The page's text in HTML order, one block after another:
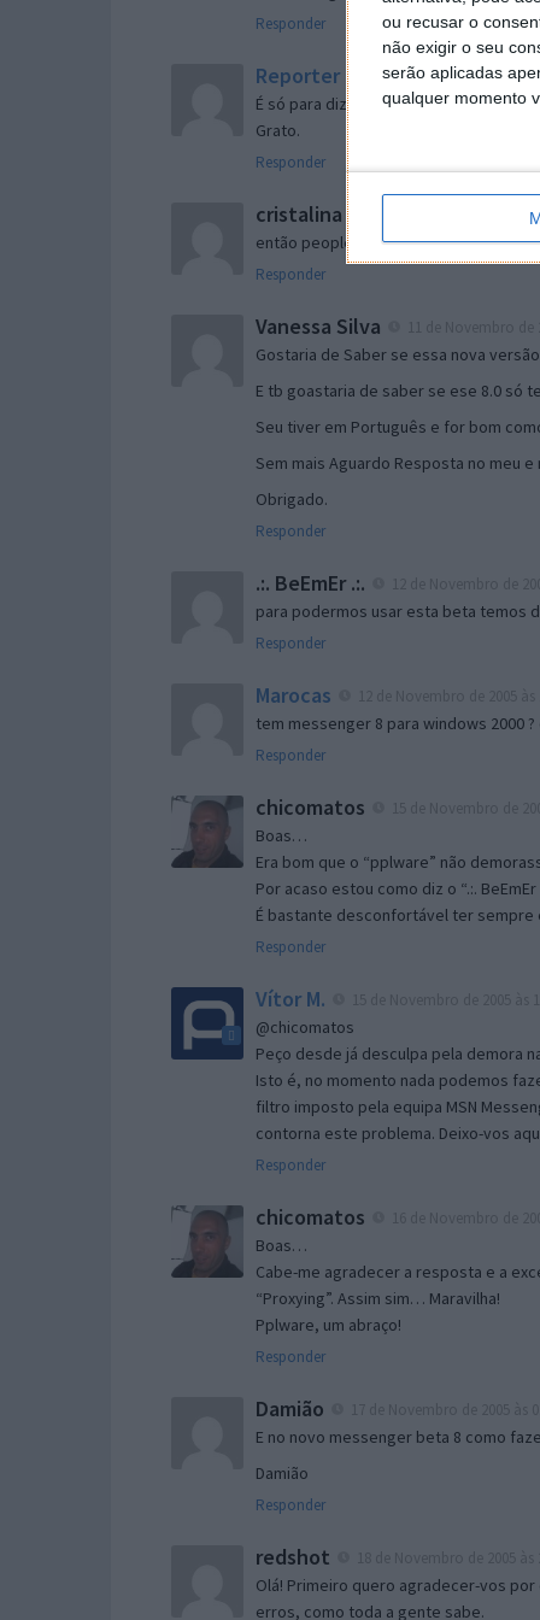
ou recusar o
não exigir o seu
serão aplicadas
qualquer momento
Responder
Reporter 7 de Novembro de 2005 às
É só para dizer que ainda não me
Grato.
Responder
cristalina 11 de Novembro de 2005
então people
Responder
Vanessa Silva
Gostaria de Saber se essa nova
E tb goastaria de saber se ese 8.0 só
Seu tiver em Português e for bom
Sem mais Aguardo Resposta no meu e
Obrigado.
Responder
.:. BeEmEr .:.
para podermos usar esta beta temos
Responder
Marocas
tem messenger 8 para windows 2000
Responder
chicomatos
Boas…
Era bom que o “pplware” não
Por acaso estou como diz o “.:.
É bastante desconfortável ter sempre
Responder
Vítor M.
@chicomatos
Peço desde já desculpa pela demora
Isto é, no momento nada podemos
filtro imposto pela equipa MSN
contorna este problema. Deixo-vos
Responder
chicomatos
Boas…
Cabe-me agradecer a resposta e a
“Proxying”. Assim sim… Maravilha!
Pplware, um abraço!
Responder
Damião
E no novo messenger beta 8 como
Damião
Responder
redshot
Olá! Primeiro quero agradecer-vos
erros, como toda a gente sabe.